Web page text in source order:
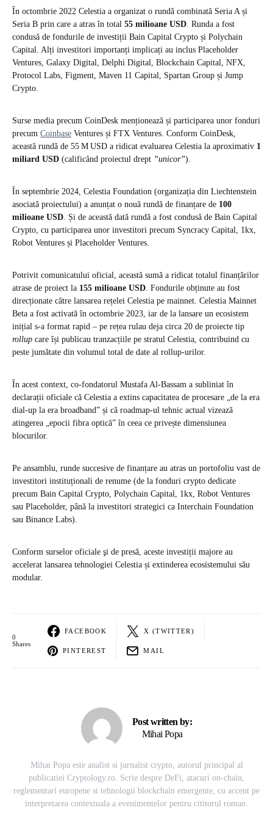
În octombrie 2022 Celestia a organizat o rundă combinată Seria A și
Seria B prin care a atras în total 55 milioane USD. Runda a fost
condusă de fondurile de investiții Bain Capital Crypto și Polychain
Capital. Alți investitori importanți implicați au inclus Placeholder
Ventures, Galaxy Digital, Delphi Digital, Blockchain Capital, NFX,
Protocol Labs, Figment, Maven 11 Capital, Spartan Group și Jump
Crypto.
Surse media precum CoinDesk menționează și participarea unor fonduri
precum Coinbase Ventures și FTX Ventures. Conform CoinDesk,
această rundă de 55 M USD a ridicat evaluarea Celestia la aproximativ 1
miliard USD (calificând proiectul drept ”unicor”).
În septembrie 2024, Celestia Foundation (organizația din Liechtenstein
asociată proiectului) a anunțat o nouă rundă de finanțare de 100
milioane USD. Și de această dată rundă a fost condusă de Bain Capital
Crypto, cu participarea unor investitori precum Syncracy Capital, 1kx,
Robot Ventures și Placeholder Ventures.
Potrivit comunicatului oficial, această sumă a ridicat totalul finanțărilor
atrase de proiect la 155 milioane USD. Fondurile obținute au fost
direcționate către lansarea rețelei Celestia pe mainnet. Celestia Mainnet
Beta a fost activată în octombrie 2023, iar de la lansare un ecosistem
inițial s-a format rapid – pe rețea rulau deja circa 20 de proiecte tip
rollup care își publicau tranzacțiile pe stratul Celestia, contribuind cu
peste jumătate din volumul total de date al rollup-urilor.
În acest context, co-fondatorul Mustafa Al-Bassam a subliniat în
declarații oficiale că Celestia a extins capacitatea de procesare „de la era
dial-up la era broadband” și că roadmap-ul tehnic actual vizează
atingerea „epocii fibra optică” în ceea ce privește dimensiunea
blocurilor.
Pe ansamblu, runde succesive de finanțare au atras un portofoliu vast de
investitori instituționali de renume (de la fonduri crypto dedicate
precum Bain Capital Crypto, Polychain Capital, 1kx, Robot Ventures
sau Placeholder, până la investitori strategici ca Interchain Foundation
sau Binance Labs).
Conform surselor oficiale şi de presă, aceste investiții majore au
accelerat lansarea tehnologiei Celestia și extinderea ecosistemului său
modular.
0
Shares
FACEBOOK X (TWITTER)
PINTEREST MAIL
Post written by:
Mihai Popa
Mihai Popa este analist si jurnalist crypto, autorul principal al
publicatiei Cryptology.ro. Scrie despre DeFi, atacuri on-chain,
reglementari europene si tehnologii blockchain emergente, cu accent pe
interpretarea contextuala a evenimentelor pentru cititorul roman.